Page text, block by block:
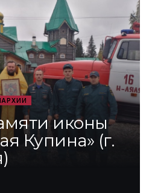
иконы
Купина» (г.